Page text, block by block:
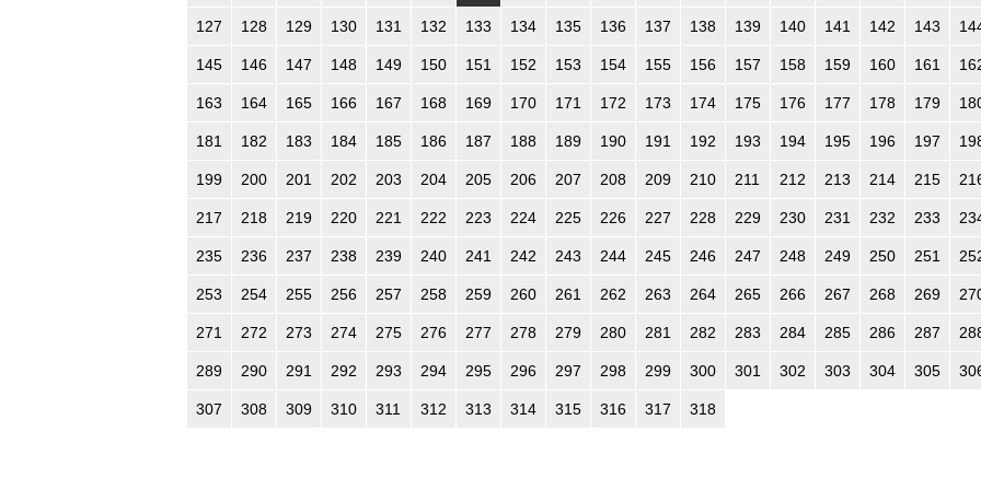
127 128 129 130 131 132 133 134 135 136 137 138 139 140 141 142 143
145 146 147 148 149 150 151 152 153 154 155 156 157 158 159 160 161
163 164 165 166 167 168 169 170 171 172 173 174 175 176 177 178 179
181 182 183 184 185 186 187 188 189 190 191 192 193 194 195 196 197
199 200 201 202 203 204 205 206 207 208 209 210 211 212 213 214 215
217 218 219 220 221 222 223 224 225 226 227 228 229 230 231 232 233
235 236 237 238 239 240 241 242 243 244 245 246 247 248 249 250 251
253 254 255 256 257 258 259 260 261 262 263 264 265 266 267 268 269
271 272 273 274 275 276 277 278 279 280 281 282 283 284 285 286 287
289 290 291 292 293 294 295 296 297 298 299 300 301 302 303 304 305
307 308 309 310 311 312 313 314 315 316 317 318